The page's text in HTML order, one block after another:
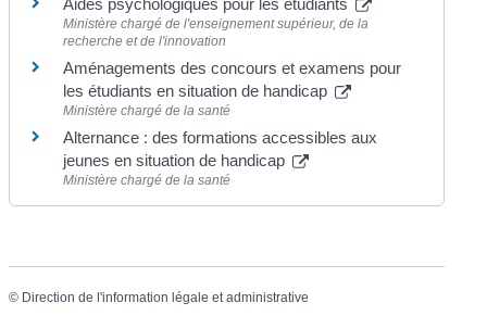
Aides psychologiques pour les étudiants
Ministère chargé de l'enseignement supérieur, de la
recherche et de l'innovation
Aménagements des concours et examens pour
les étudiants en situation de handicap
Ministère chargé de la santé
Alternance : des formations accessibles aux
jeunes en situation de handicap
Ministère chargé de la santé
© Direction de l'information légale et administrative